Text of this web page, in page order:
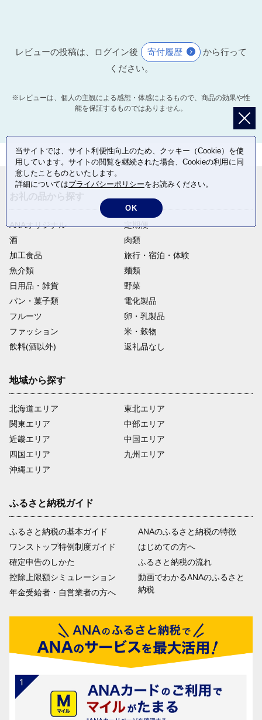
レビューの投稿は、ログイン後 寄付履歴
から行って
ください。
※レビューは、個人の主観による感想・体感によるもので、商品の効果や性
能を保証するものではありません。
ANAオリジナル
定期便
酒
肉類
加工食品
旅行・宿泊・体験
魚介類
麺類
日用品・雑貨
野菜
パン・菓子類
電化製品
フルーツ
卵・乳製品
ファッション
米・穀物
飲料(酒以外)
返礼品なし
地域から探す
北海道エリア
関東エリア
近畿エリア
四国エリア
沖縄エリア
東北エリア
中部エリア
中国エリア
九州エリア
ふるさと納税ガイド
ふるさと納税の基本ガイド
ワンストップ特例制度ガイド
確定申告のしかた
控除上限額シミュレーション
年金受給者・自営業者の方へ
ANAのふるさと納税の特徴
はじめての方へ
ふるさと納税の流れ
動画でわかるANAのふるさと
納税
当サイトでは、サイト利便性向上のため、クッキー（Cookie）を使
用しています。サイトの閲覧を継続された場合、Cookieの利用に同
意したことものといたします。
詳細についてはプライバシーポリシーをお読みください。
OK